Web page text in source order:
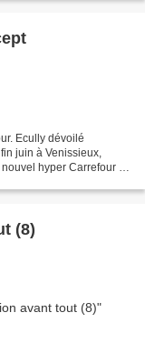
Ecully dévoilé
juin à Venissieux,
hyper Carrefour ?
(8)